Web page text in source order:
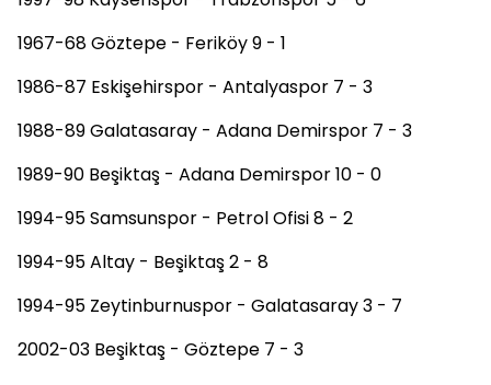
1967-68 Göztepe - Feriköy 9 - 1
1986-87 Eskişehirspor - Antalyaspor 7 - 3
1988-89 Galatasaray - Adana Demirspor 7 - 3
1989-90 Beşiktaş - Adana Demirspor 10 - 0
1994-95 Samsunspor - Petrol Ofisi 8 - 2
1994-95 Altay - Beşiktaş 2 - 8
1994-95 Zeytinburnuspor - Galatasaray 3 - 7
2002-03 Beşiktaş - Göztepe 7 - 3